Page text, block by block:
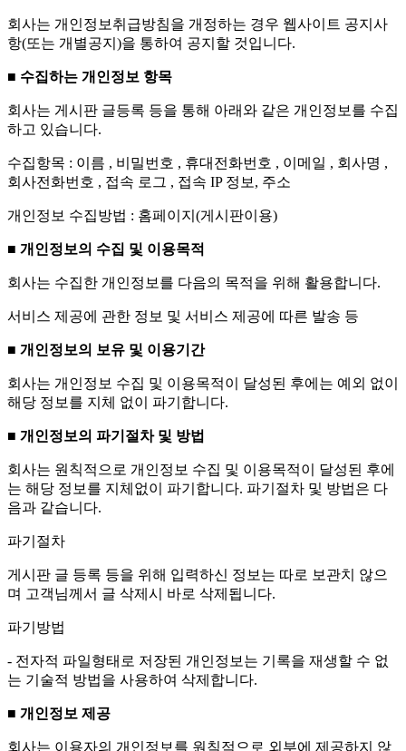
회사는 개인정보취급방침을 개정하는 경우 웹사이트 공지사
항(또는 개별공지)을 통하여 공지할 것입니다.
■ 수집하는 개인정보 항목
회사는 게시판 글등록 등을 통해 아래와 같은 개인정보를 수집
하고 있습니다.
수집항목 : 이름 , 비밀번호 , 휴대전화번호 , 이메일 , 회사명 ,
회사전화번호 , 접속 로그 , 접속 IP 정보, 주소
개인정보 수집방법 : 홈페이지(게시판이용)
■ 개인정보의 수집 및 이용목적
회사는 수집한 개인정보를 다음의 목적을 위해 활용합니다.
서비스 제공에 관한 정보 및 서비스 제공에 따른 발송 등
■ 개인정보의 보유 및 이용기간
회사는 개인정보 수집 및 이용목적이 달성된 후에는 예외 없이
해당 정보를 지체 없이 파기합니다.
■ 개인정보의 파기절차 및 방법
회사는 원칙적으로 개인정보 수집 및 이용목적이 달성된 후에
는 해당 정보를 지체없이 파기합니다. 파기절차 및 방법은 다
음과 같습니다.
파기절차
게시판 글 등록 등을 위해 입력하신 정보는 따로 보관치 않으
며 고객님께서 글 삭제시 바로 삭제됩니다.
파기방법
- 전자적 파일형태로 저장된 개인정보는 기록을 재생할 수 없
는 기술적 방법을 사용하여 삭제합니다.
■ 개인정보 제공
회사는 이용자의 개인정보를 원칙적으로 외부에 제공하지 않